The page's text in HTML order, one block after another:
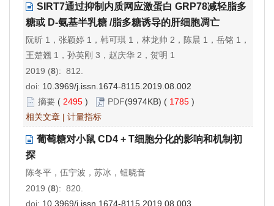
SIRT7通过抑制内质网应激蛋白 GRP78减轻脂多
糖或 D-氨基半乳糖 /脂多糖诱导的肝细胞凋亡
阮昕 1，张颖婷 1，韩可琪 1，林龙帅 2，陈晨 1，岳铭 1，
王楚翘 1，孙英刚 3，赵庆华 2，贺明 1
2019 (8): 812.
doi: 10.3969/j.issn.1674-8115.2019.08.002
摘要 ( 2495 ) PDF(9974KB) ( 1785 )
相关文章 | 计量指标
葡萄糖对小鼠 CD4 + T细胞分化的影响和机制初
探
陈冬平，伍宁波，苏冰，钮晓音
2019 (8): 820.
doi: 10.3969/j.issn.1674-8115.2019.08.003